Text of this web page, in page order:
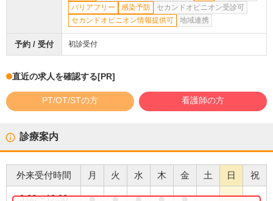
バリアフリー
感染予防
セカンドオピニオン受診可
セカンドオピニオン情報提供可
地域連携
予約 / 受付 初診受付
直近の求人を確認する[PR]
PT/OT/STの方 看護師の方
診療案内
外来受付時間 月 火 水 木 金 土 日 祝
9:00〜12:30